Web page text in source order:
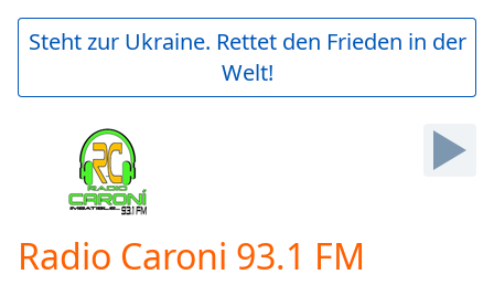
Play
Video
Skip
Steht zur Ukraine. Rettet den Frieden in der
Welt!
Radio Caroni 93.1 FM